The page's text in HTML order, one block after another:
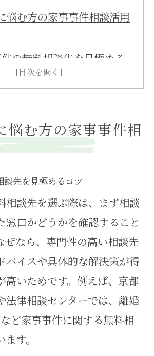
悩む方の家事事件相談活用
の無料相談先を見極める
の相談前に準備すべきポ
を早期解決へ導く家事事
ト
経験者が語る相談活用の
決を目指す第一歩はどこか
の初動で重要な情報整理
を解決へ導く最初の相談
悩む方の家事事件相
先を見極めるコツ
相談先を選ぶ際は、まず相談
窓口かどうかを確認すること
ぜなら、専門性の高い相談先
バイスや具体的な解決策が得
高いためです。例えば、京都
法律相談センターでは、離婚
ど家事事件に関する無料相
す。